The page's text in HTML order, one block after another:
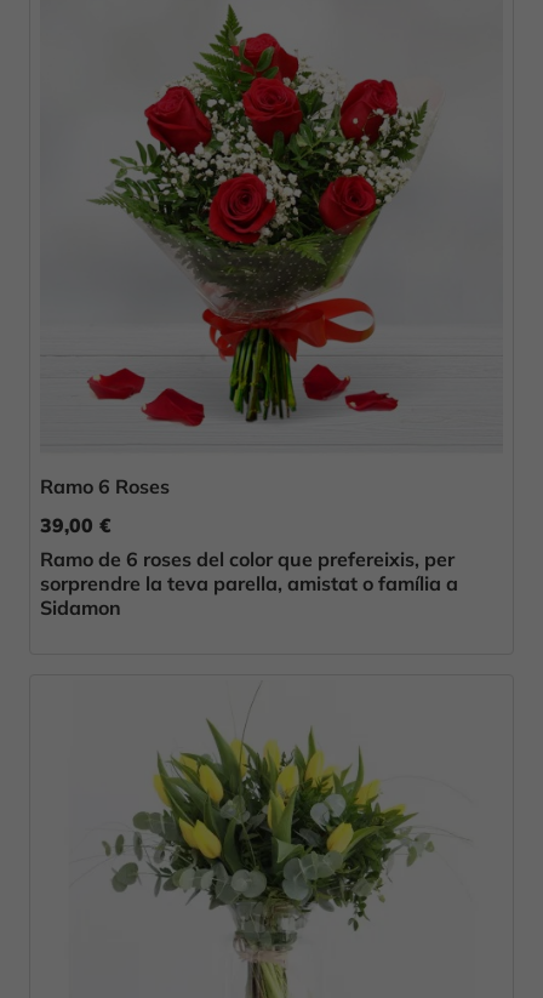
Ramo 6 Roses
39,00 €
Ramo de 6 roses del color que prefereixis, per
sorprendre la teva parella, amistat o família a
Sidamon